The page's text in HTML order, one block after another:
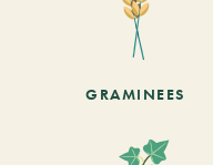
GRAMINEES